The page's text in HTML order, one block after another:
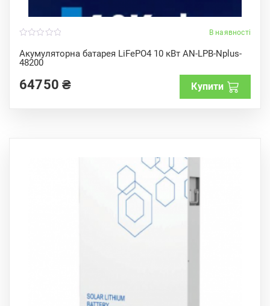
В наявності
Акумуляторна батарея LiFePO4 10 кВт AN-LPB-Nplus-
48200
o
u
t
f
5
64750₴ Купити